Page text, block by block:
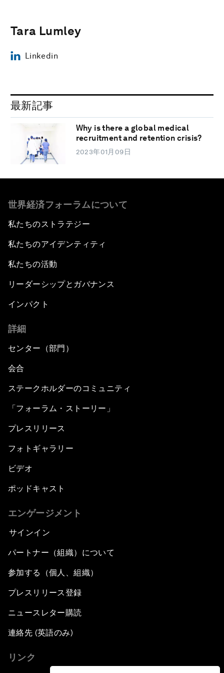
Tara Lumley
Linkedin
最新記事
Why is there a global medical
recruitment and retention crisis?
2023年01月09日
世界経済フォーラムについて
私たちのストラテジー
私たちのアイデンティティ
私たちの活動
リーダーシップとガバナンス
インパクト
詳細
センター（部門）
会合
ステークホルダーのコミュニティ
「フォーラム・ストーリー」
プレスリリース
フォトギャラリー
ビデオ
ポッドキャスト
エンゲージメント
サインイン
パートナー（組織）について
参加する（個人、組織）
プレスリリース登録
ニュースレター購読
連絡先 (英語のみ)
リンク